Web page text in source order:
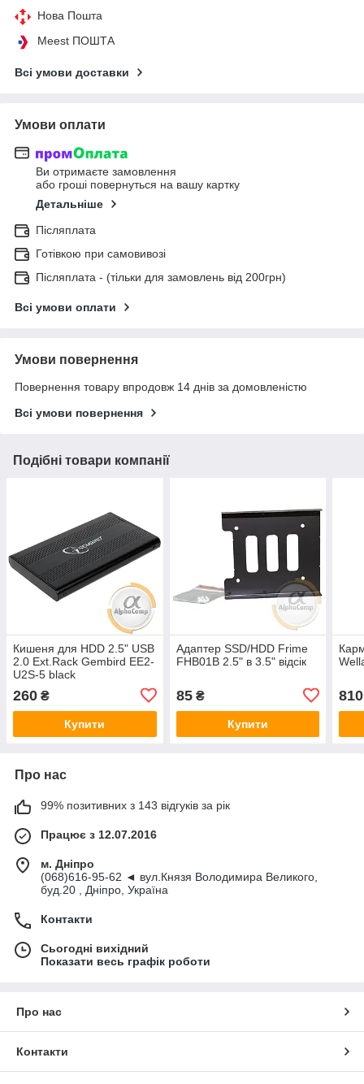
Нова Пошта
Meest ПОШТА
Всі умови доставки
Умови оплати
Ви отримаєте замовлення
або гроші повернуться на вашу картку
Детальніше
Післяплата
Готівкою при самовивозі
Післяплата - (тільки для замовлень від 200грн)
Всі умови оплати
Умови повернення
Повернення товару впродовж 14 днів за домовленістю
Всі умови повернення
Подібні товари компанії
Кишеня для HDD 2.5" USB
2.0 Ext.Rack Gembird EE2-
U2S-5 black
260 ₴
Купити
Адаптер SSD/HDD Frime
FHB01B 2.5" в 3.5" відсік
85₴
Купити
810
Про нас
99% позитивних з 143 відгуків за рік
Працює з 12.07.2016
м. Дніпро
(068)616-95-62 ◄ вул.Князя Володимира Великого,
буд.20 , Дніпро, Україна
Контакти
Сьогодні вихідний
Показати весь графік роботи
Про нас
Контакти